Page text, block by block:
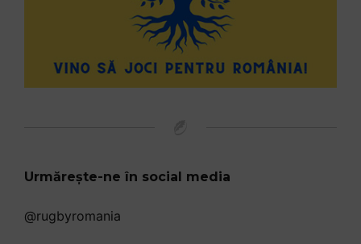
Urmărește-ne în social media
@rugbyromania